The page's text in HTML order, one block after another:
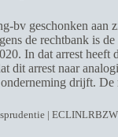
bv geschonken
de rechtbank is
In dat arrest
dit arrest naar
drijft.
|